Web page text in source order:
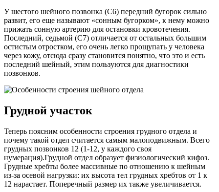
У шестого шейного позвонка (С6) передний бугорок сильно
развит, его еще называют «сонным бугорком», к нему можно
прижать сонную артерию для остановки кровотечения.
Последний, седьмой (С7) отличается от остальных большим
остистым отростком, его очень легко прощупать у человека
через кожу, отсюда сразу становится понятно, что это и есть
последний шейный, этим пользуются для диагностики
позвонков.
Грудной участок
Теперь поясним особенности строения грудного отдела и
почему такой отдел считается самым малоподвижным. Всего
грудных позвонков 12 (1-12, у каждого своя
нумерация).Грудной отдел образует физиологический кифоз.
Грудные хребты более массивные по отношению к шейным
из-за осевой нагрузки: их высота тел грудных хребтов от 1 к
12 нарастает. Поперечный размер их также увеличивается.